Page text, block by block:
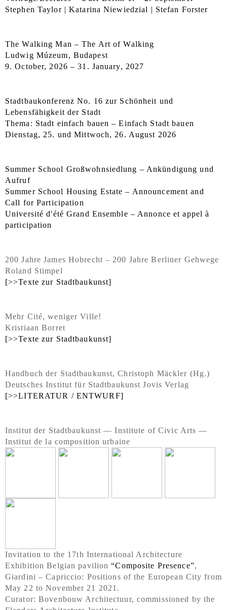
Stephen Taylor | Katarina Niewiedzial | Stefan Forster
The Walking Man – The Art of Walking
Ludwig Múzeum, Budapest
9. October, 2026 – 31. January, 2027
Stadtbaukonferenz No. 16 zur Schönheit und
Lebensfähigkeit der Stadt
Thema: Stadt einfach bauen – Einfach Stadt bauen
Dienstag, 25. und Mittwoch, 26. August 2026
Summer School Großwohnsiedlung – Ankündigung und
Aufruf
Summer School Housing Estate – Announcement and
Call for Participation
Université d'été Grand Ensemble – Annonce et appel à
participation
200 Jahre James Hobrecht – 200 Jahre Berliner Gehwege
Roland Stimpel
[>>Texte zur Stadtbaukunst]
Mehr Cité, weniger Ville!
Kristiaan Borret
[>>Texte zur Stadtbaukunst]
Handbuch der Stadtbaukunst, Christoph Mäckler (Hg.)
Deutsches Institut für Stadtbaukunst Jovis Verlag
[>>LITERATUR / ENTWURF]
Institut der Stadtbaukunst — Institute of Civic Arts —
Institut de la composition urbaine
Invitation to the 17th International Architecture
Exhibition Belgian pavilion“Composite Presence”,
Giardini – Capriccio: Positions of the European City from
May 22 to November 21 2021.
Curator: Bovenbouw Architectuur, commissioned by the